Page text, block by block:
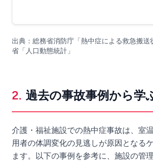
出典：総務省消防庁「熱中症による救急搬送
省「人口動態統計」
2. 過去の事故事例から学
介護・福祉施設での熱中症事故は、室
用者の体調変化の見逃しが原因となる
ます。以下の事例を参考に、施設の管